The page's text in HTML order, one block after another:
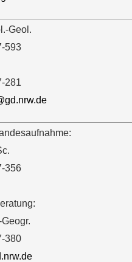
Geol.
593
281
356
380